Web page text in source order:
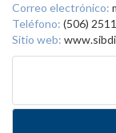
Correo electrónico:
Teléfono: (506)
Sitio web: